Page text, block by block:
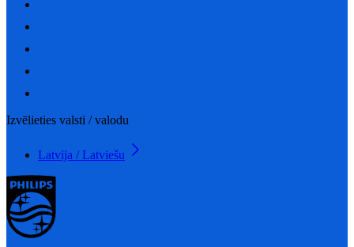
Izvēlieties valsti / valodu
Latvija / Latviešu